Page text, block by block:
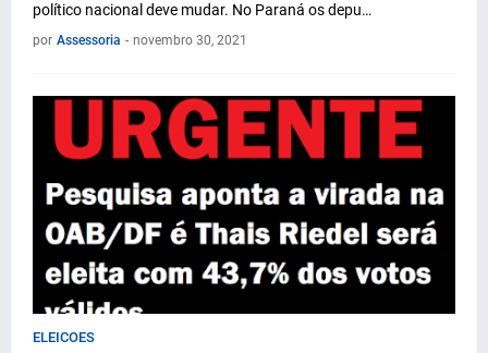
político nacional deve mudar. No Paraná os depu…
por Assessoria - novembro 30, 2021
ELEICOES